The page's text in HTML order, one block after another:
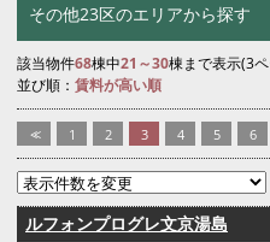
その他23区のエリアから探す
該当物件68棟中21～30棟まで表示(3
並び順： 賃料が高い順
<< 1 2 3 4 5 6
ルフォンプログレ文京湯島